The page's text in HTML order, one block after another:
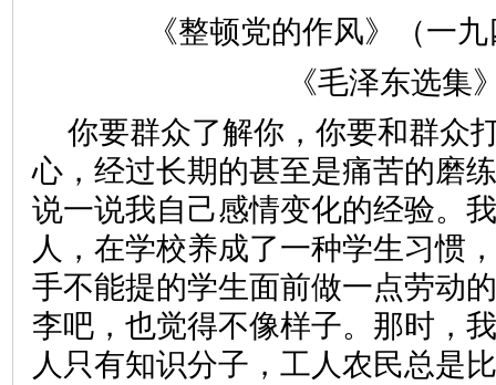
《整顿党的作风》（一
《毛泽东选集
你要群众了解你，你要和群众
心，经过长期的甚至是痛苦的磨
说一说我自己感情变化的经验。
人，在学校养成了一种学生习惯
手不能提的学生面前做一点劳动
李吧，也觉得不像样子。那时，
人只有知识分子，工人农民总是